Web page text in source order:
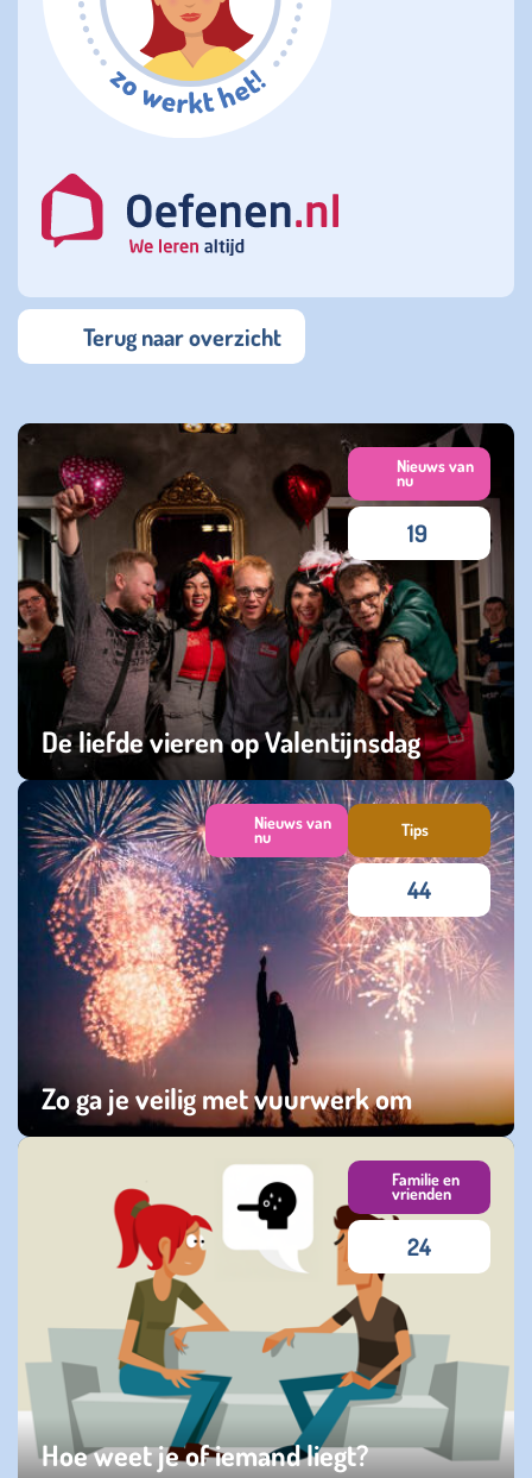
Terug naar overzicht
De liefde vieren op Valentijnsdag
woensdag 11 februari 2026
Nieuws van
nu
19
Zo ga je veilig met vuurwerk om
maandag 29 december 2025
Nieuws van
nu Tips
44
Hoe weet je of iemand liegt?
Familie en
vrienden
24